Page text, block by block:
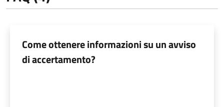
Come ottenere informazioni su un avviso
di accertamento?